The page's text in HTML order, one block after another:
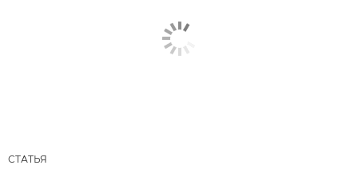
СТАТЬЯ